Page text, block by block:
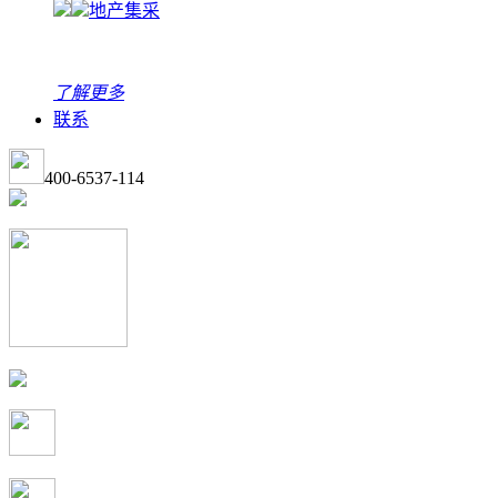
地产集采
了解更多
联系
400-6537-114